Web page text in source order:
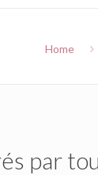
Home
par